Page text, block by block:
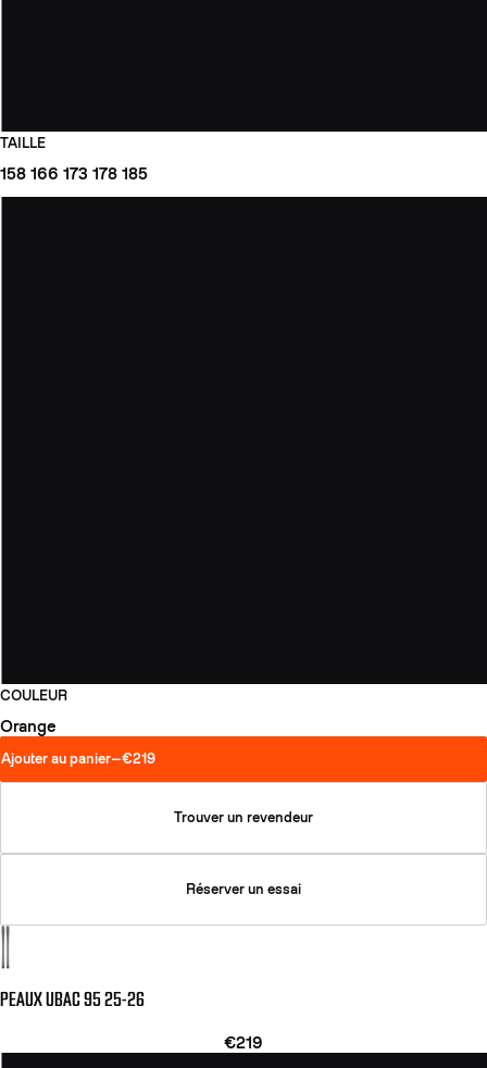
TAILLE
158 166 173 178 185
COULEUR
Orange
Ajouter au panier—€219
Trouver un revendeur
Réserver un essai
PEAUX UBAC 95 25-26
€219